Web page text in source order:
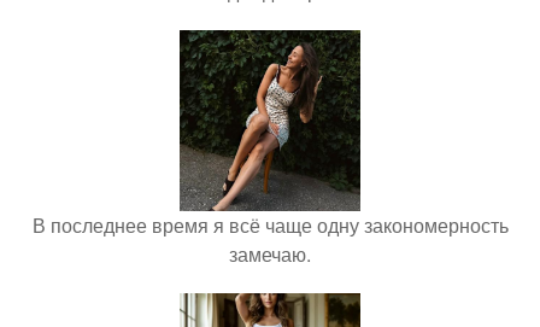
В последнее время я всё чаще одну закономерность
замечаю.